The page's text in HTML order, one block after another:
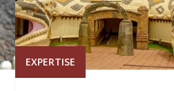
EXPERTISE